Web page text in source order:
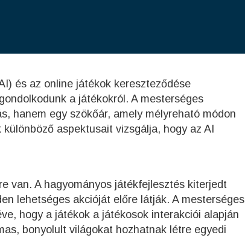
és az online játékok kereszteződése
a játékokról. A mesterséges
hanem egy szökőár, amely mélyreható módon
aspektusait vizsgálja, hogy az AI
van. A hagyományos játékfejlesztés kiterjedt
lehetséges akcióját előre látják. A mesterséges
hogy a játékok a játékosok interakciói alapján
bonyolult világokat hozhatnak létre egyedi